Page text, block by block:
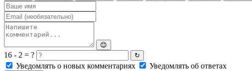
😊
16 - 2 = ? ↻
Уведомлять о новых комментариях Уведомлять об ответах